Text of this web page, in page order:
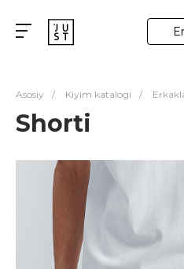
Asosiy / Kiyim katalogi /
Shorti